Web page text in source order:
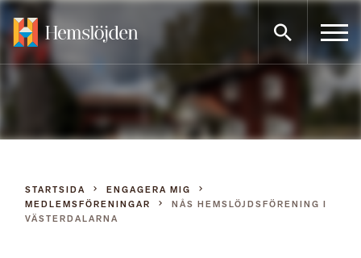
Gå
innehållet
STARTSIDA
ENGAGERA MIG
MEDLEMSFÖRENINGAR
NÅS HEMSLÖJDSFÖRENING I
VÄSTERDALARNA